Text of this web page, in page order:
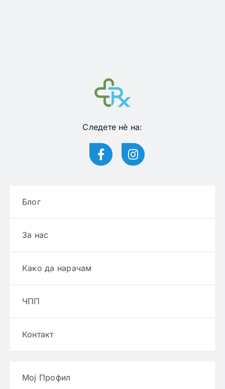
Следете нѐ на:
Блог
За нас
Како да нарачам
ЧПП
Контакт
Мој Профил